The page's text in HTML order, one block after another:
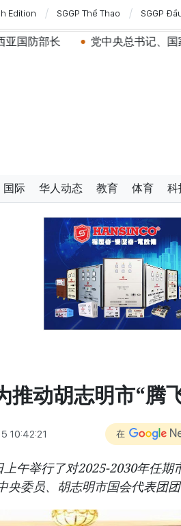
Edition SGGP Thể Thao SGGP
党中央总书记、国家主席苏林：越
国际 华人动态 教育 体育 科
推动胡志明市“腾
10:42:21 在
午举行了对2025-2030年任期
委员、胡志明市国会代表团团